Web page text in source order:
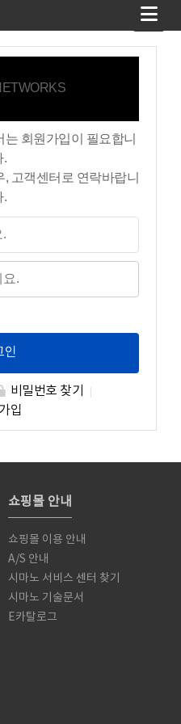
회원가입이 필요합니
.
고객센터로 연락바랍니
.
인
비밀번호 찾기
입
쇼핑몰 안내
쇼핑몰 이용 안내
A/S 안내
시마노 서비스 센터 찾기
시마노 기술문서
E카탈로그